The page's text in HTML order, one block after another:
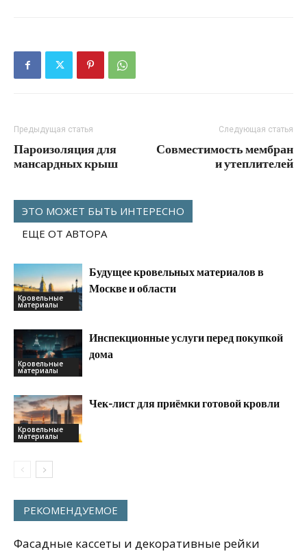
Предыдущая статья
Пароизоляция для
мансардных крыш
Следующая статья
Совместимость мембран
и утеплителей
ЭТО МОЖЕТ БЫТЬ ИНТЕРЕСНО
ЕЩЕ ОТ АВТОРА
Кровельные
материалы
Будущее кровельных материалов в
Москве и области
Кровельные
материалы
Инспекционные услуги перед покупкой
дома
Кровельные
материалы
Чек-лист для приёмки готовой кровли
РЕКОМЕНДУЕМОЕ
Фасадные кассеты и декоративные рейки